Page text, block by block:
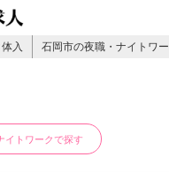
入 石岡市の夜職・ナイトワ
イトワークで探す